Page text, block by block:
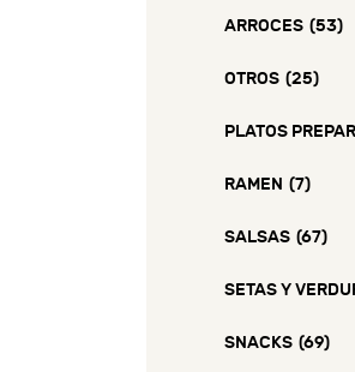
ARROCES (53)
OTROS (25)
PLATOS
RAMEN (7)
SALSAS (67)
SETAS Y
SNACKS (69)